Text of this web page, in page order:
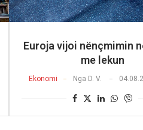
Euroja vijoi nënçmimin
me lekun
Ekonomi Nga D. V.